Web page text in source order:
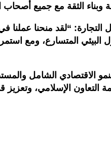
وبناء الثقة مع جميع
“لقد منحنا عملنا
المتسارع، ومع
النمو الاقتصادي الشامل
التعاون الإسلامي،